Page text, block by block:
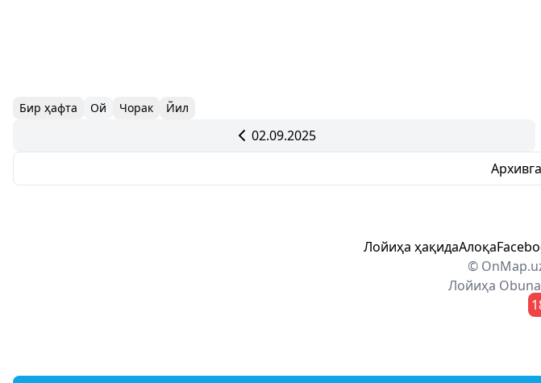
Бир ҳафта Ой Чорак Йил
02.09.2025
Лойиҳа ҳақидаАлоқа
©
Лойиҳа Obuna